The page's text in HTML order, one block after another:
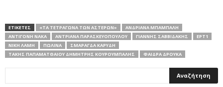
ΕΤΙΚΕΤΕΣ «ΤΑ ΤΕΤΡΆΓΩΝΑ ΤΩΝ ΑΣΤΈΡΩΝ»
ΑΝΔΡΙΆΝΑ ΜΠΆΜΠΑΛΗ
ΑΝΤΙΓΌΝΗ ΝΆΚΑ
ΑΝΤΡΙΆΝΑ ΠΑΡΑΣΚΕΥΟΠΟΎΛΟΥ ΓΙΆΝΝΗΣ ΣΑΒΒΙΔΆΚΗΣ
ΕΡΤ1
ΝΊΚΗ ΛΆΜΗ
ΠΩΛΊΝΑ
ΣΜΑΡΆΓΔΑ ΚΑΡΎΔΗ
ΤΆΚΗΣ ΠΑΠΑΜΑΤΘΑΊΟΥ ΔΗΜΉΤΡΗΣ ΚΟΥΡΟΎΜΠΑΛΗΣ
ΦΑΊΔΡΑ ΔΡΟΎΚΑ